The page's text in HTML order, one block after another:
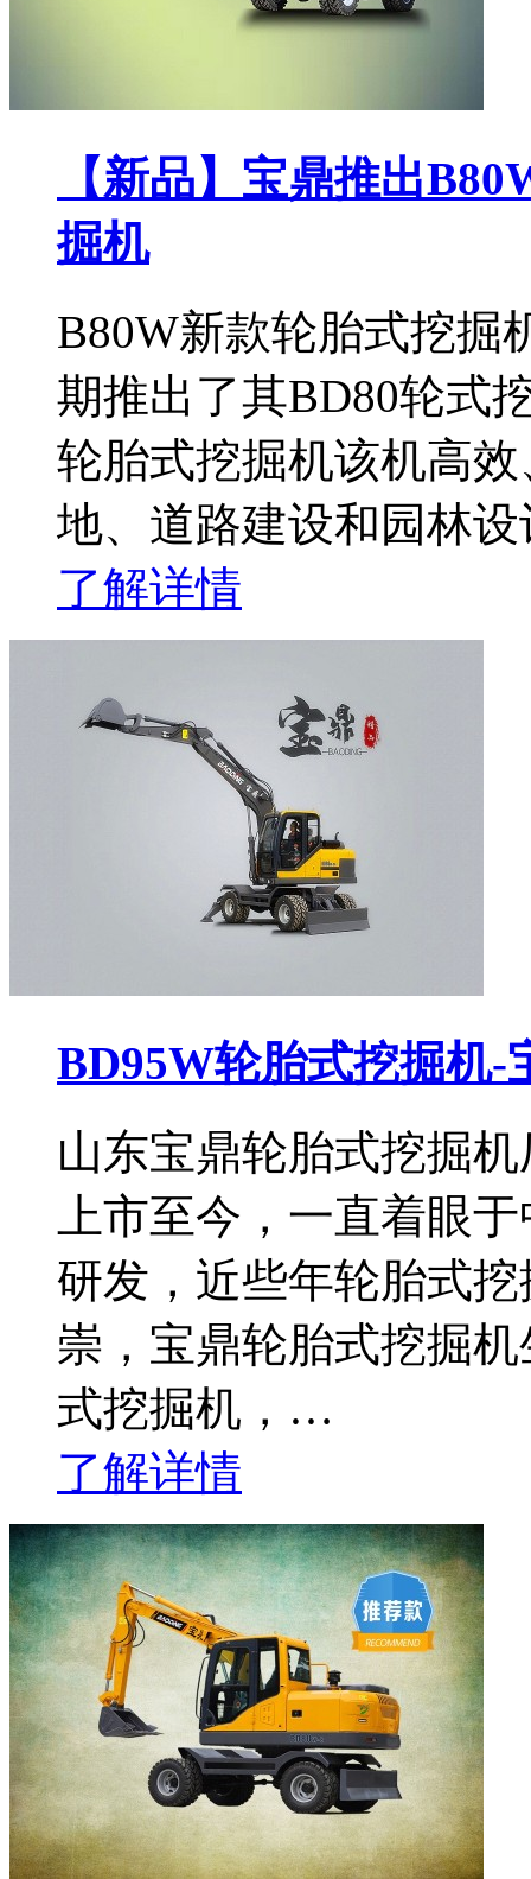
【新品】宝鼎推出
掘机
B80W新款轮胎式挖掘
期推出了其BD80轮式
轮胎式挖掘机该机高
地、道路建设和园林
了解详情
BD95W轮胎式挖掘机-
山东宝鼎轮胎式挖掘
上市至今，一直着眼
研发，近些年轮胎式
崇，宝鼎轮胎式挖掘
式挖掘机，…
了解详情